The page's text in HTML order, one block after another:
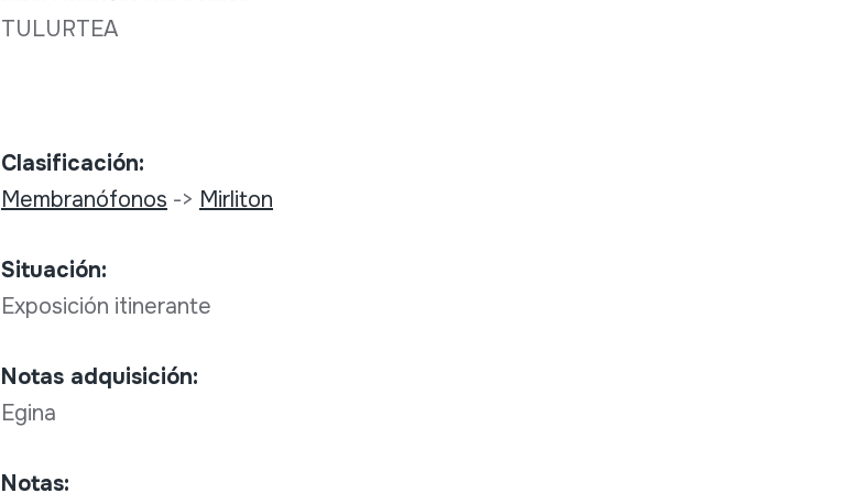
TULURTEA
Clasificación:
Membranófonos -> Mirliton
Situación:
Exposición itinerante
Notas adquisición:
Egina
Notas: